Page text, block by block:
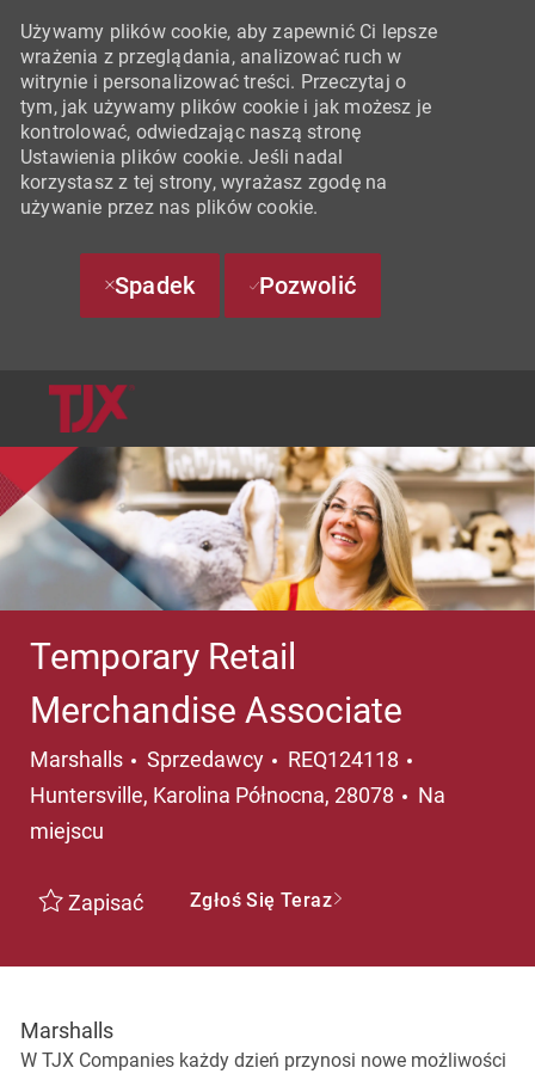
Używamy plików cookie, aby zapewnić Ci lepsze
wrażenia z przeglądania, analizować ruch w
witrynie i personalizować treści. Przeczytaj o
tym, jak używamy plików cookie i jak możesz je
kontrolować, odwiedzając naszą stronę
Ustawienia plików cookie. Jeśli nadal
korzystasz z tej strony, wyrażasz zgodę na
używanie przez nas plików cookie.
Spadek Pozwolić
Temporary Retail
Merchandise Associate
Marshalls Kategoria
Sprzedawcy REQ124118
Huntersville, Karolina Północna, 28078
Na
miejscu
Zapisać Zgłoś Się Teraz
Marshalls
W TJX Companies każdy dzień przynosi nowe możliwości